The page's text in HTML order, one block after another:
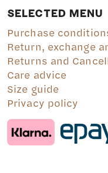
SELECTED MENU
Purchase
Return, exchange
Returns and
Care advice
Size guide
Privacy policy